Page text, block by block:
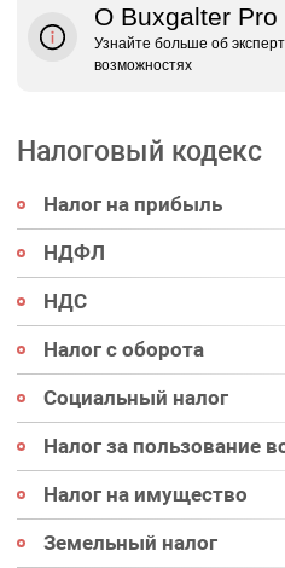
О Buxgalter Pro
Узнайте больше об
возможностях
Налоговый кодекс
Налог на прибыль
НДФЛ
НДС
Налог с оборота
Социальный налог
Налог за пользование
Налог на имущество
Земельный налог